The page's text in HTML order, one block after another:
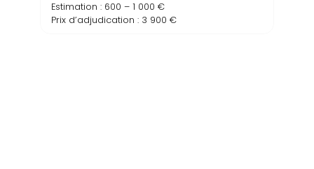
Estimation : 600 – 1 000 €
Prix d’adjudication : 3 900 €